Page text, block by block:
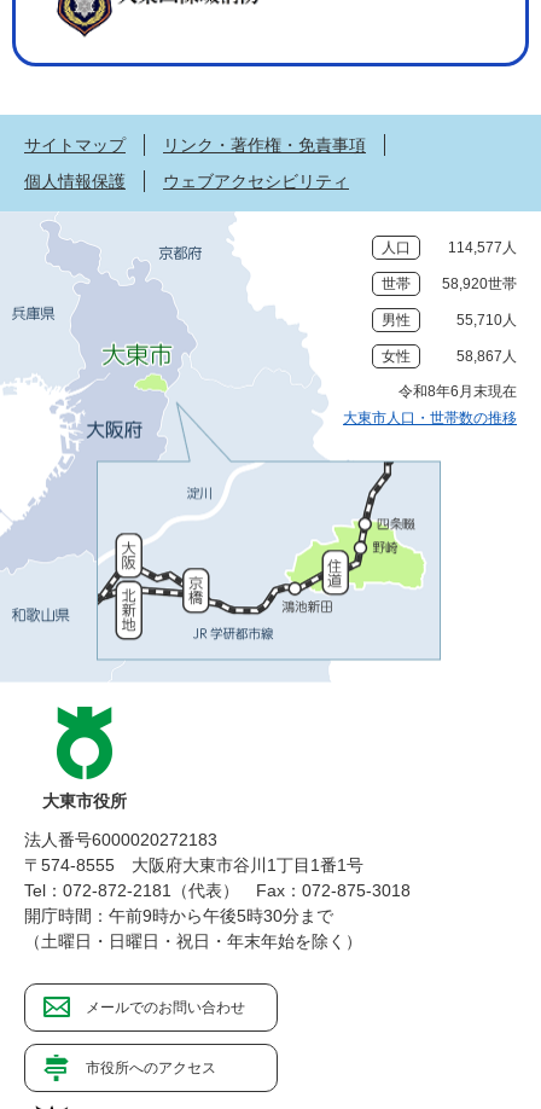
サイトマップ
リンク・著作権・免責事項
個人情報保護
ウェブアクセシビリティ
人口 114,577人
世帯 58,920世帯
男性 55,710人
女性 58,867人
令和8年6月末現在
大東市人口・世帯数の推移
大東市役所
法人番号6000020272183
〒574-8555 大阪府大東市谷川1丁目1番1号
Tel：072-872-2181（代表）
Fax：072-875-3018
開庁時間：午前9時から午後5時30分まで
（土曜日・日曜日・祝日・年末年始を除く）
メールでのお問い合わせ
市役所へのアクセス